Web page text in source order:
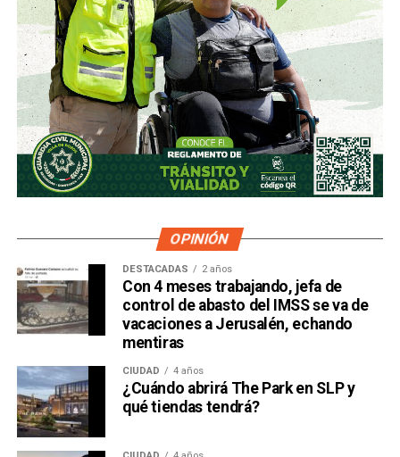
OPINIÓN
DESTACADAS 2 años
Con 4 meses trabajando, jefa de
control de abasto del IMSS se va de
vacaciones a Jerusalén, echando
mentiras
CIUDAD 4 años
¿Cuándo abrirá The Park en SLP y
qué tiendas tendrá?